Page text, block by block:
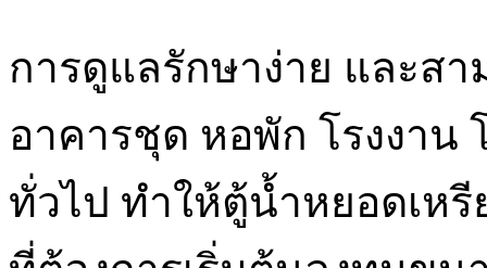
การดูแลรักษาง่าย และส
อาคารชุด หอพัก โรงงาน
ทั่วไป ทำให้ตู้น้ำหยอดเห